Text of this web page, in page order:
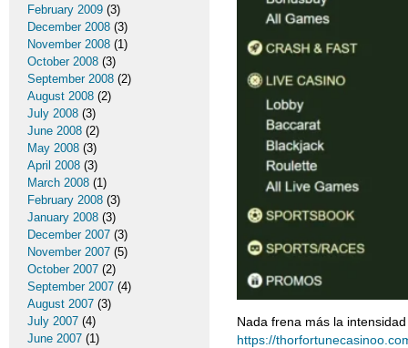
Nada frena más la
https://
February 2009 (3)
December 2008 (3)
November 2008 (1)
October 2008 (3)
September 2008 (2)
August 2008 (2)
July 2008 (3)
June 2008 (2)
May 2008 (3)
April 2008 (3)
March 2008 (1)
February 2008 (3)
January 2008 (3)
December 2007 (3)
November 2007 (5)
October 2007 (2)
September 2007 (4)
August 2007 (3)
July 2007 (4)
June 2007 (1)